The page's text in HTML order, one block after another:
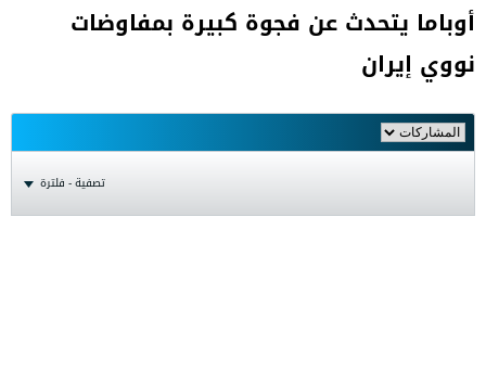
أوباما يتحدث عن فجوة كبيرة بمفاوضات
نووي إيران
تصفية - فلترة